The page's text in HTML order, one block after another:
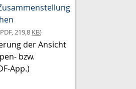
219,8 KB)
der Ansicht
bzw.
App.)